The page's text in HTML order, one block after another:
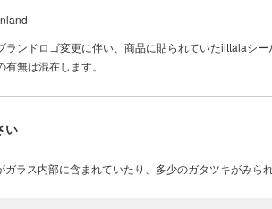
ランドロゴ変更に伴い、商品に貼られていたiittalaシ
無は混在します。
い
ガラス内部に含まれていたり、多少のガタツキがみら